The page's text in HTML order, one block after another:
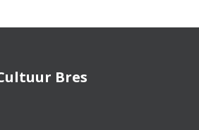
Bres